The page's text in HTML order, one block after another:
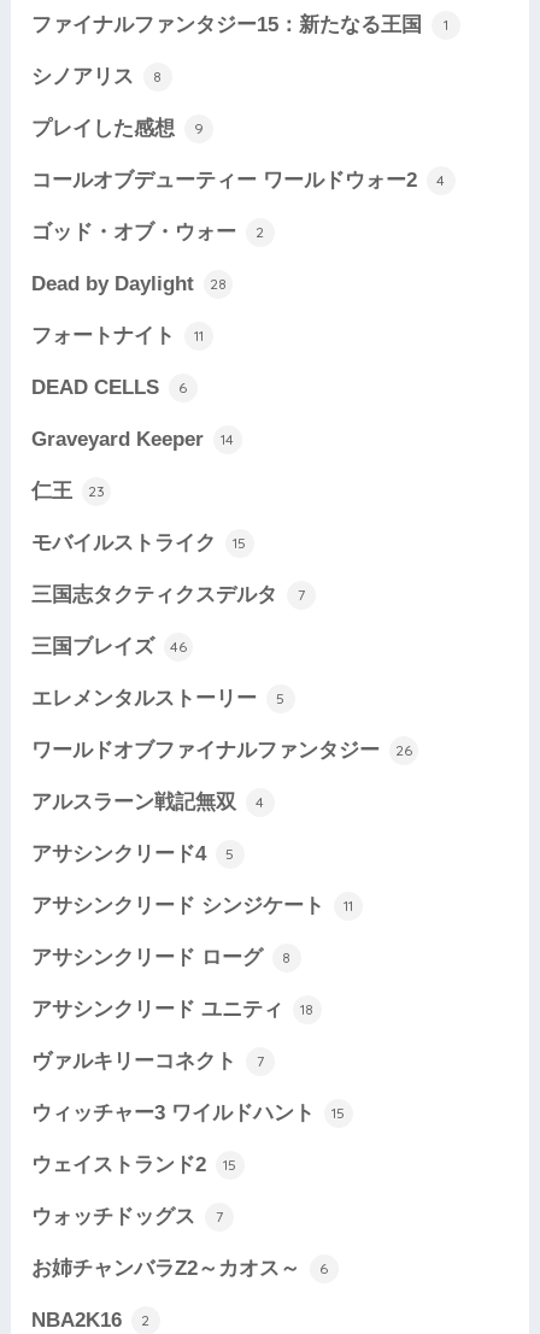
ファイナルファンタジー15：新たなる王国 1
シノアリス 8
プレイした感想 9
コールオブデューティー ワールドウォー2 4
ゴッド・オブ・ウォー 2
Dead by Daylight 28
フォートナイト 11
DEAD CELLS 6
Graveyard Keeper 14
仁王 23
モバイルストライク 15
三国志タクティクスデルタ 7
三国ブレイズ 46
エレメンタルストーリー 5
ワールドオブファイナルファンタジー 26
アルスラーン戦記無双 4
アサシンクリード4 5
アサシンクリード シンジケート 11
アサシンクリード ローグ 8
アサシンクリード ユニティ 18
ヴァルキリーコネクト 7
ウィッチャー3 ワイルドハント 15
ウェイストランド2 15
ウォッチドッグス 7
お姉チャンバラZ2～カオス～ 6
NBA2K16 2